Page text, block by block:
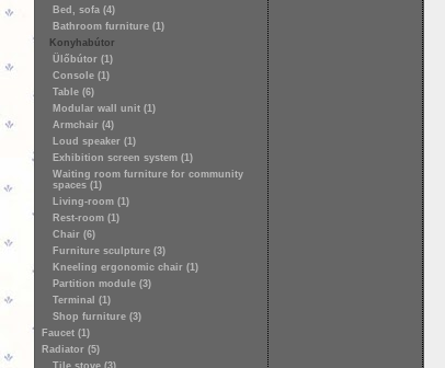
Bed, sofa (4)
Bathroom furniture (1)
Konyhabútor
Ülőbútor (1)
Console (1)
Table (6)
Modular wall unit (1)
Armchair (4)
Loud speaker (1)
Exhibition screen system (1)
Waiting room furniture for community
spaces (1)
Living-room (1)
Rest-room (1)
Chair (6)
Furniture sculpture (3)
Kneeling ergonomic chair (1)
Partition module (3)
Terminal (1)
Shop furniture (3)
Faucet (1)
Radiator (5)
Tile stove (3)